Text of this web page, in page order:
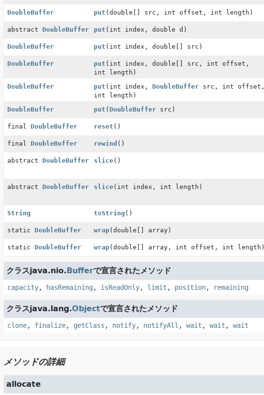
DoubleBuffer put (double[] src, int offset, int length)
abstract DoubleBuffer put (int index, double d)
DoubleBuffer put (int index, double[] src)
DoubleBuffer put (int index, double[] src, int offset,
int length)
DoubleBuffer put (int index, DoubleBuffersrc, int offset,
int length)
DoubleBuffer put ( DoubleBuffersrc)
final DoubleBuffer reset ()
final DoubleBuffer rewind ()
abstract DoubleBuffer slice()
abstract DoubleBuffer slice(int index, int length)
String toString ()
static DoubleBuffer wrap(double[] array)
static DoubleBuffer wrap(double[] array, int offset, int length)
クラスjava.nio.Bufferで宣言されたメソッド
capacity, hasRemaining, isReadOnly, limit , position, remaining
クラスjava.lang.Objectで宣言されたメソッド
clone, finalize, getClass , notify, notifyAll , wait , wait , wait
メソッドの詳細
allocate